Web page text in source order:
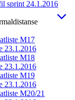
sprint 24.1.2016
M17
23.1.2016
M18
23.1.2016
M19
23.1.2016
M20/21